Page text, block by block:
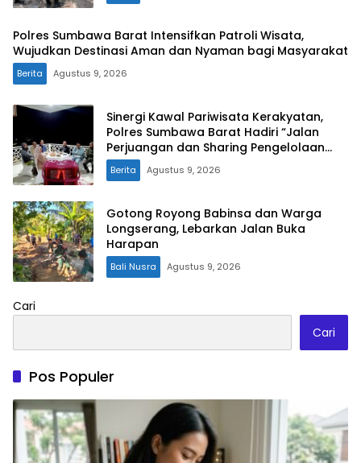
Polres Sumbawa Barat Intensifkan Patroli Wisata,
Wujudkan Destinasi Aman dan Nyaman bagi Masyarakat
Berita Agustus 9, 2026
Sinergi Kawal Pariwisata Kerakyatan,
Polres Sumbawa Barat Hadiri “Jalan
Perjuangan dan Sharing Pengelolaan
Pariwisata Bendungan Tiu Suntuk”
Berita Agustus 9, 2026
Gotong Royong Babinsa dan Warga
Longserang, Lebarkan Jalan Buka
Harapan
Bali Nusra Agustus 9, 2026
Cari
Cari
Pos Populer